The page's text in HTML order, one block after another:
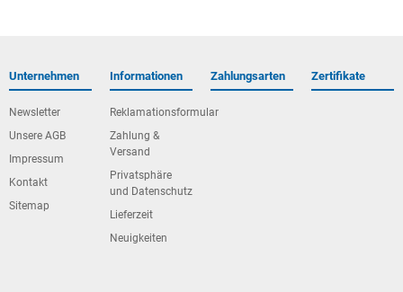
Unternehmen
Newsletter
Unsere AGB
Impressum
Kontakt
Sitemap
Informationen
Reklamationsformular
Zahlung &
Versand
Privatsphäre
und Datenschutz
Lieferzeit
Neuigkeiten
Zahlungsarten Zertifikate